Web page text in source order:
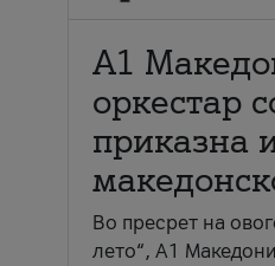
А1
оркестар
приказна
Во пресрет на
лето“, А1